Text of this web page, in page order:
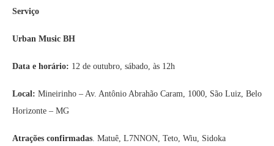
Serviço
Urban Music BH
Data e horário: 12 de outubro, sábado, às 12h
Local: Mineirinho – Av. Antônio Abrahão Caram, 1000, São Luiz, Belo
Horizonte – MG
Atrações confirmadas . Matuê, L7NNON, Teto, Wiu, Sidoka